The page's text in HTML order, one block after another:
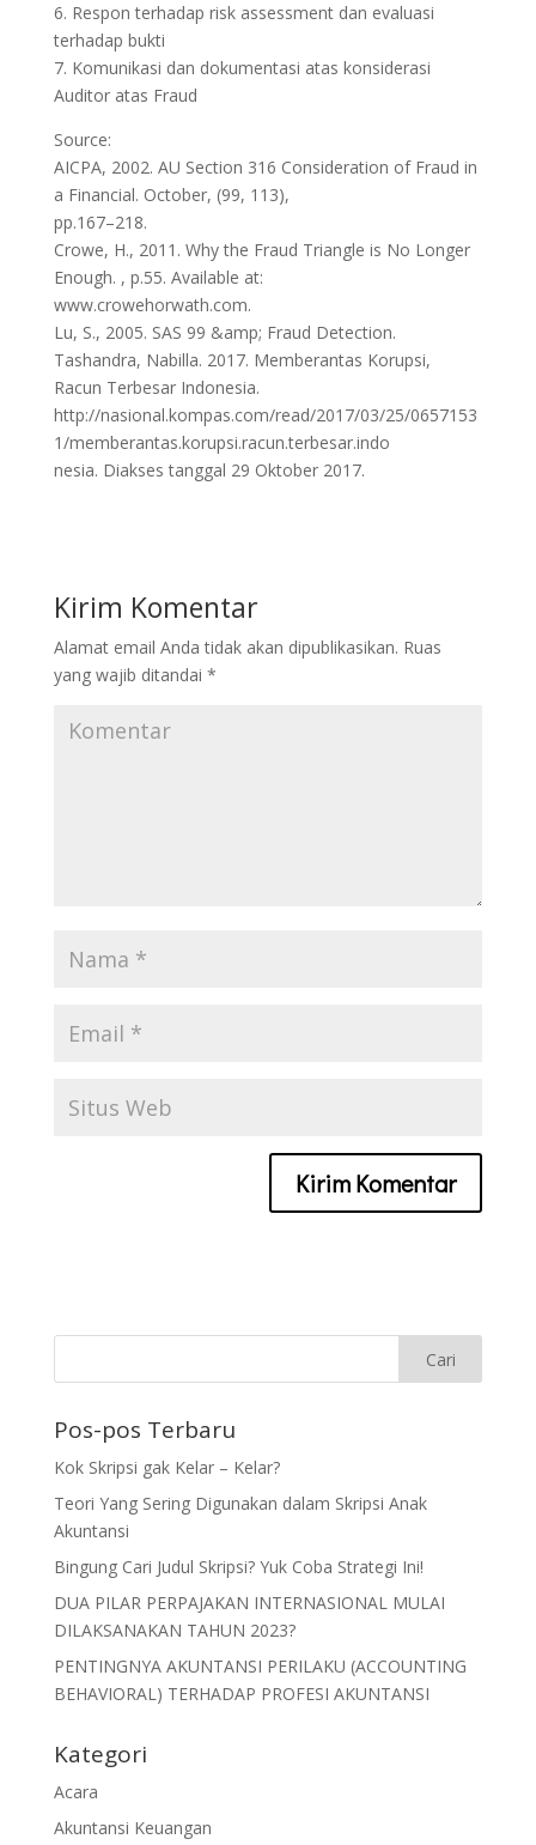
6. Respon terhadap risk assessment dan evaluasi
terhadap bukti
7. Komunikasi dan dokumentasi atas konsiderasi
Auditor atas Fraud
Source:
AICPA, 2002. AU Section 316 Consideration of Fraud in
a Financial. October, (99, 113),
pp.167–218.
Crowe, H., 2011. Why the Fraud Triangle is No Longer
Enough. , p.55. Available at:
www.crowehorwath.com.
Lu, S., 2005. SAS 99 &amp; Fraud Detection.
Tashandra, Nabilla. 2017. Memberantas Korupsi,
Racun Terbesar Indonesia.
http://nasional.kompas.com/read/2017/03/25/0657153
1/memberantas.korupsi.racun.terbesar.indo
nesia. Diakses tanggal 29 Oktober 2017.
Kirim Komentar
Alamat email Anda tidak akan dipublikasikan. Ruas
yang wajib ditandai *
Pos-pos Terbaru
Kok Skripsi gak Kelar – Kelar?
Teori Yang Sering Digunakan dalam Skripsi Anak
Akuntansi
Bingung Cari Judul Skripsi? Yuk Coba Strategi Ini!
DUA PILAR PERPAJAKAN INTERNASIONAL MULAI
DILAKSANAKAN TAHUN 2023?
PENTINGNYA AKUNTANSI PERILAKU (ACCOUNTING
BEHAVIORAL) TERHADAP PROFESI AKUNTANSI
Kategori
Acara
Akuntansi Keuangan